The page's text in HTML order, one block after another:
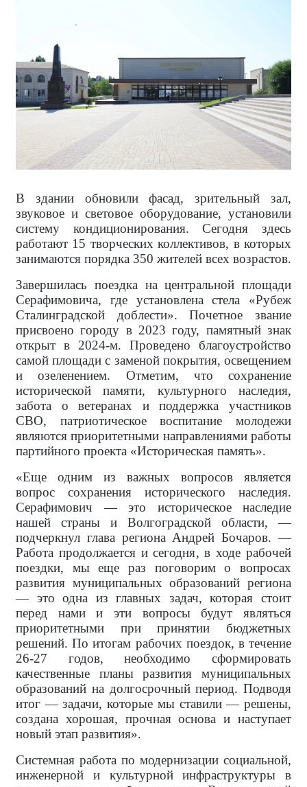
В здании обновили фасад, зрительный зал,
звуковое и световое оборудование, установили
систему кондиционирования. Сегодня здесь
работают 15 творческих коллективов, в которых
занимаются порядка 350 жителей всех возрастов.
Завершилась поездка на центральной площади
Серафимовича, где установлена стела «Рубеж
Сталинградской доблести». Почетное звание
присвоено городу в 2023 году, памятный знак
открыт в 2024-м. Проведено благоустройство
самой площади с заменой покрытия, освещением
и озеленением. Отметим, что сохранение
исторической памяти, культурного наследия,
забота о ветеранах и поддержка участников
СВО, патриотическое воспитание молодежи
являются приоритетными направлениями работы
партийного проекта «Историческая память».
«Еще одним из важных вопросов является
вопрос сохранения исторического наследия.
Серафимович — это историческое наследие
нашей страны и Волгоградской области, —
подчеркнул глава региона Андрей Бочаров. —
Работа продолжается и сегодня, в ходе рабочей
поездки, мы еще раз поговорим о вопросах
развития муниципальных образований региона
— это одна из главных задач, которая стоит
перед нами и эти вопросы будут являться
приоритетными при принятии бюджетных
решений. По итогам рабочих поездок, в течение
26-27 годов, необходимо сформировать
качественные планы развития муниципальных
образований на долгосрочный период. Подводя
итог — задачи, которые мы ставили — решены,
создана хорошая, прочная основа и наступает
новый этап развития».
Системная работа по модернизации социальной,
инженерной и культурной инфраструктуры в